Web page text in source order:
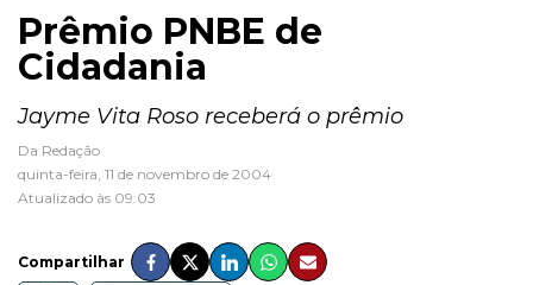
Prêmio PNBE de
Cidadania
Jayme Vita Roso receberá o prêmio
Da Redação
quinta-feira, 11 de novembro de 2004
Atualizado às 09:03
Compartilhar